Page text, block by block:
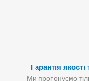
Гарантія
Ми пропонуємо